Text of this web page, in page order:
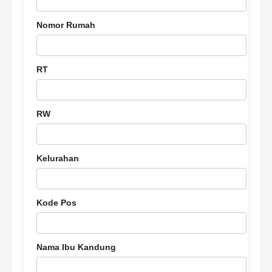
Nomor Rumah
RT
RW
Kelurahan
Kode Pos
Nama Ibu Kandung